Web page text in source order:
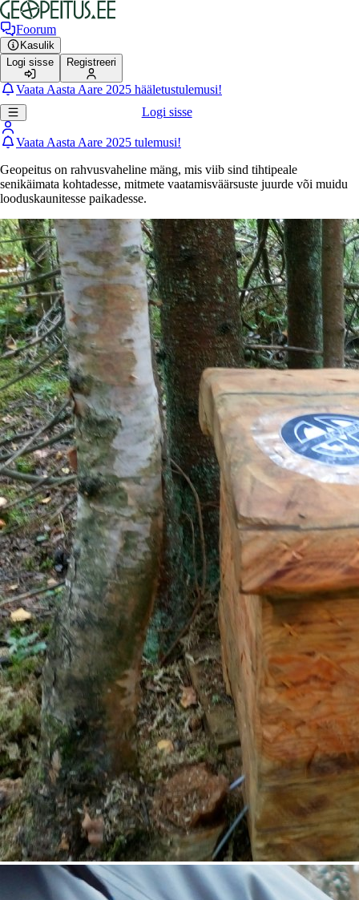
Foorum
Kasulik
Logi sisse
Registreeri
Vaata Aasta Aare 2025 hääletustulemusi!
Logi sisse
Vaata Aasta Aare 2025 tulemusi!
Geopeitus on rahvusvaheline mäng, mis viib sind tihtipeale
senikäimata kohtadesse, mitmete vaatamisväärsuste juurde või muidu
looduskaunitesse paikadesse.